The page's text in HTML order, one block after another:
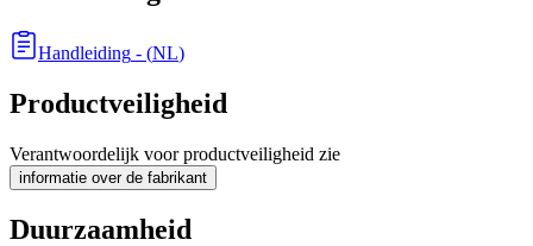
Handleiding - (NL)
Productveiligheid
Verantwoordelijk voor productveiligheid zie
informatie over de fabrikant
Duurzaamheid